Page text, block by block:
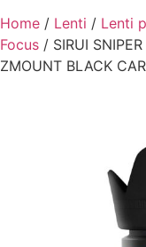
Home / Lenti / Lenti
Focus / SIRUI
ZMOUNT BLACK